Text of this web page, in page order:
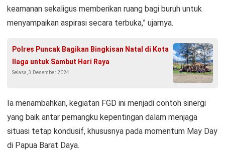
keamanan sekaligus memberikan ruang bagi buruh untuk
menyampaikan aspirasi secara terbuka,” ujarnya.
Polres Puncak Bagikan Bingkisan Natal di Kota
Ilaga untuk Sambut Hari Raya
Selasa, 3 Desember 2024
Ia menambahkan, kegiatan FGD ini menjadi contoh sinergi
yang baik antar pemangku kepentingan dalam menjaga
situasi tetap kondusif, khususnya pada momentum May Day
di Papua Barat Daya.